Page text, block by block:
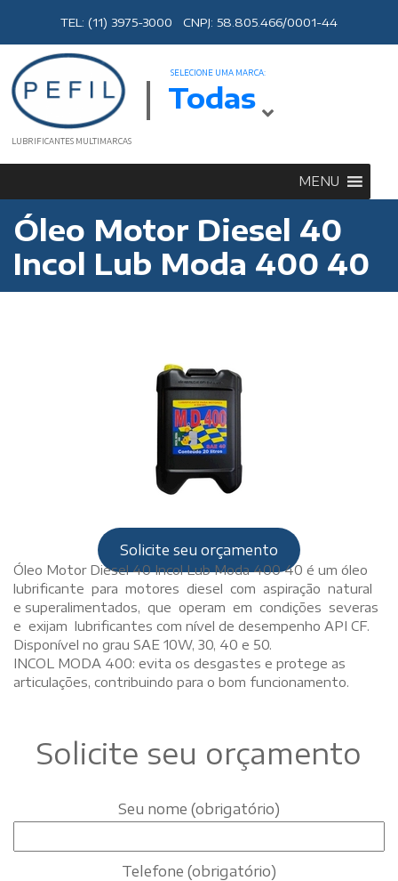
TEL: (11) 3975-3000 CNPJ: 58.805.466/0001-44
LUBRIFICANTES MULTIMARCAS
SELECIONE UMA MARCA:
Todas
MENU
Óleo Motor Diesel 40
Incol Lub Moda 400 40
Solicite seu orçamento
Óleo Motor Diesel 40 Incol Lub Moda 400 40 é um óleo
lubrificante para motores diesel com aspiração natural
e superalimentados, que operam em condições severas
e exijam lubrificantes com nível de desempenho API CF.
Disponível no grau SAE 10W, 30, 40 e 50.
INCOL MODA 400: evita os desgastes e protege as
articulações, contribuindo para o bom funcionamento.
Solicite seu orçamento
Seu nome (obrigatório)
Telefone (obrigatório)